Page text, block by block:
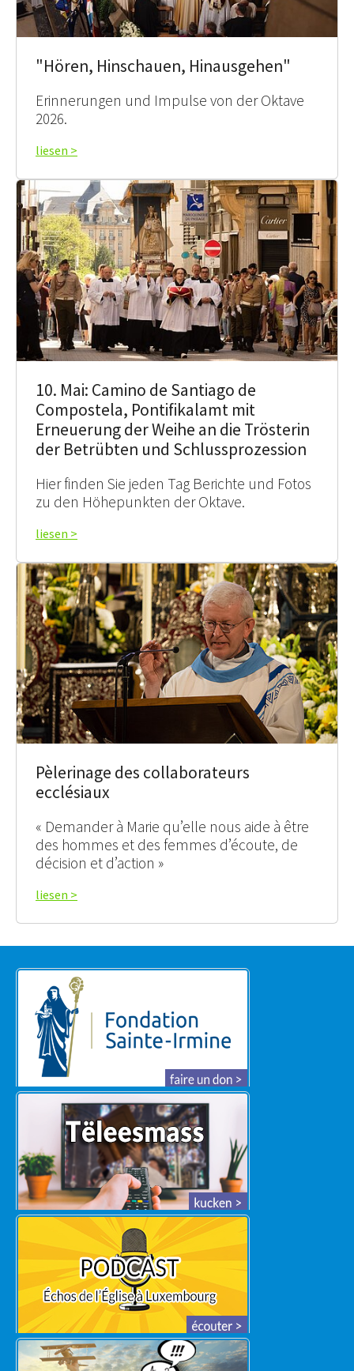
"Hören, Hinschauen, Hinausgehen"
Erinnerungen und Impulse von der Oktave
2026.
liesen >
10. Mai: Camino de Santiago de
Compostela, Pontifikalamt mit
Erneuerung der Weihe an die Trösterin
der Betrübten und Schlussprozession
Hier finden Sie jeden Tag Berichte und Fotos
zu den Höhepunkten der Oktave.
liesen >
Pèlerinage des collaborateurs
ecclésiaux
« Demander à Marie qu’elle nous aide à être
des hommes et des femmes d’écoute, de
décision et d’action »
liesen >